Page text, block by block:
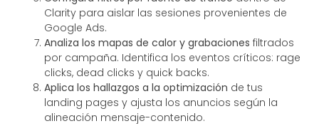
Clarity para aislar las sesiones provenientes de
Google Ads.
Analiza los mapas de calor y grabaciones filtrados
por campaña. Identifica los eventos críticos: rage
clicks, dead clicks y quick backs.
Aplica los hallazgos a la optimización de tus
landing pages y ajusta los anuncios según la
alineación mensaje-contenido.